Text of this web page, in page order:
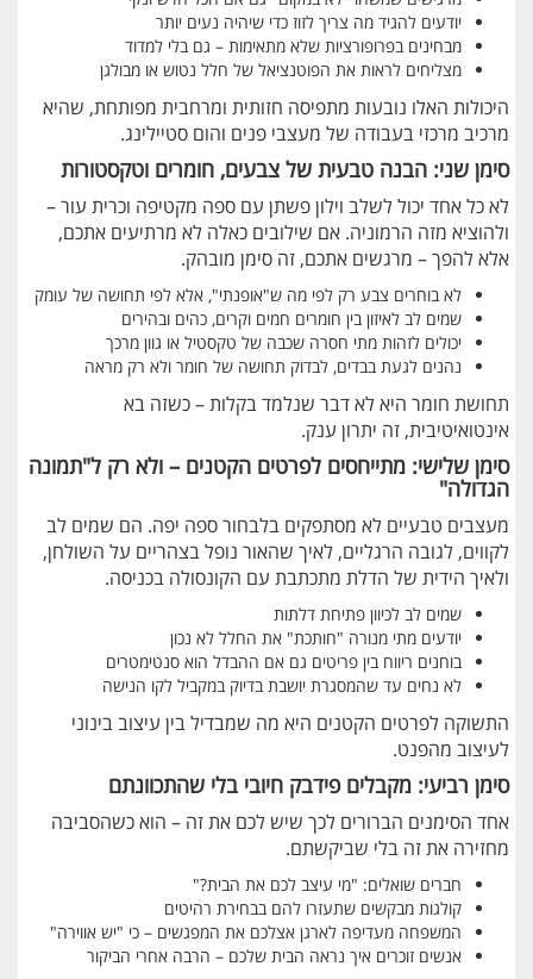
יודעים להגיד מה צריך לזוז כדי שיהיה נעים יותר
מבחינים בפרופורציות שלא מתאימות – גם בלי למדוד
מצליחים לראות את הפוטנציאל של חלל נטוש או מבולגן
היכולות האלו נובעות מתפיסה חזותית ומרחבית מפותחת, שהיא
מרכיב מרכזי בעבודה של מעצבי פנים והום סטיילינג.
סימן שני: הבנה טבעית של צבעים, חומרים וטקסטורות
לא כל אחד יכול לשלב וילון פשתן עם ספה מקטיפה וכרית עור –
ולהוציא מזה הרמוניה. אם שילובים כאלה לא מרתיעים אתכם,
אלא להפך – מרגשים אתכם, זה סימן מובהק.
לא בוחרים צבע רק לפי מה ש"אופנתי", אלא לפי תחושה של עומק
שמים לב לאיזון בין חומרים חמים וקרים, כהים ובהירים
יכולים לזהות מתי חסרה שכבה של טקסטיל או גוון מרכך
נהנים לגעת בבדים, לבדוק תחושה של חומר ולא רק מראה
תחושת חומר היא לא דבר שנלמד בקלות – כשזה בא
אינטואיטיבית, זה יתרון ענק.
סימן שלישי: מתייחסים לפרטים הקטנים – ולא רק ל"תמונה
הגדולה"
מעצבים טבעיים לא מסתפקים בלבחור ספה יפה. הם שמים לב
לקווים, לגובה הרגליים, לאיך שהאור נופל בצהריים על השולחן,
ולאיך הידית של הדלת מתכתבת עם הקונסולה בכניסה.
שמים לב לכיוון פתיחת דלתות
יודעים מתי מנורה "חותכת" את החלל לא נכון
בוחנים ריווח בין פריטים גם אם ההבדל הוא סנטימטרים
לא נחים עד שהמסגרת יושבת בדיוק במקביל לקו הנישה
התשוקה לפרטים הקטנים היא מה שמבדיל בין עיצוב בינוני
לעיצוב מהפנט.
סימן רביעי: מקבלים פידבק חיובי בלי שהתכוונתם
אחד הסימנים הברורים לכך שיש לכם את זה – הוא כשהסביבה
מחזירה את זה בלי שביקשתם.
חברים שואלים: "מי עיצב לכם את הבית?"
קולגות מבקשים שתעזרו להם בבחירת רהיטים
המשפחה מעדיפה לארגן אצלכם את המפגשים – כי "יש אווירה"
אנשים זוכרים איך נראה הבית שלכם – הרבה אחרי הביקור